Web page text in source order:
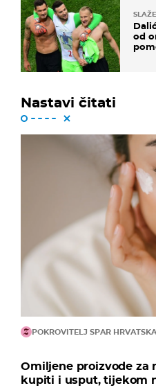
od
Nastavi čitati
POKROVITELJ SPAR HRVATSKA
Omiljene proizvode za
kupiti i usput, tijekom